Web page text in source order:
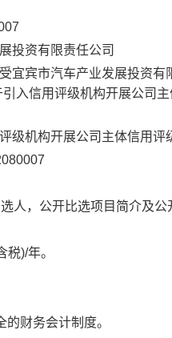
投资有限责任公司
宜宾市汽车产业发展投资
入信用评级机构开展公司
级机构开展公司主体信用评
人，公开比选项目简介及
)/年。
财务会计制度。